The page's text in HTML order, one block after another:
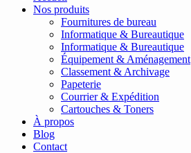
Nos produits
Fournitures de bureau
Informatique & Bureautique
Informatique & Bureautique
Équipement & Aménagement
Classement & Archivage
Papeterie
Courrier & Expédition
Cartouches & Toners
À propos
Blog
Contact